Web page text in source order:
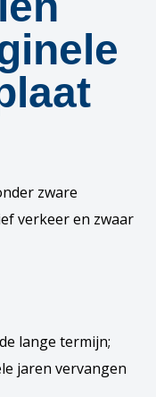
zware
verkeer en zwaar
lange termijn;
jaren vervangen